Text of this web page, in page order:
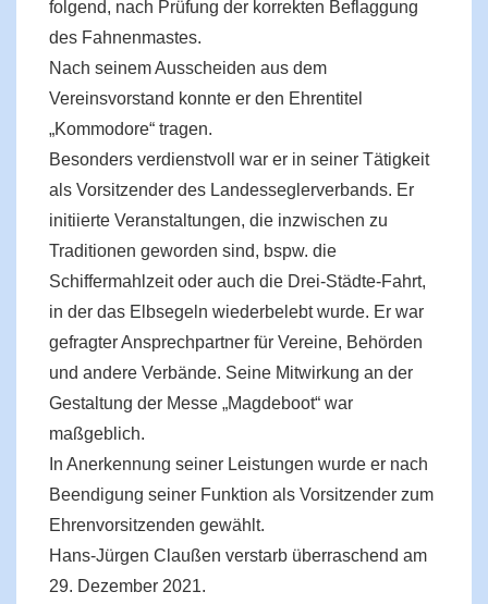
folgend, nach Prüfung der korrekten Beflaggung
des Fahnenmastes.
Nach seinem Ausscheiden aus dem
Vereinsvorstand konnte er den Ehrentitel
„Kommodore“ tragen.
Besonders verdienstvoll war er in seiner Tätigkeit
als Vorsitzender des Landesseglerverbands. Er
initiierte Veranstaltungen, die inzwischen zu
Traditionen geworden sind, bspw. die
Schiffermahlzeit oder auch die Drei-Städte-Fahrt,
in der das Elbsegeln wiederbelebt wurde. Er war
gefragter Ansprechpartner für Vereine, Behörden
und andere Verbände. Seine Mitwirkung an der
Gestaltung der Messe „Magdeboot“ war
maßgeblich.
In Anerkennung seiner Leistungen wurde er nach
Beendigung seiner Funktion als Vorsitzender zum
Ehrenvorsitzenden gewählt.
Hans-Jürgen Claußen verstarb überraschend am
29. Dezember 2021.